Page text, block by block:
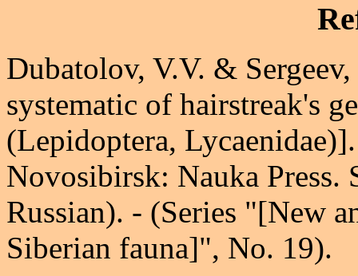
Dubatolov, V.V. &
systematic of hairstreak's
(Lepidoptera,
Novosibirsk: Nauka
Russian). - (Series "[New
Siberian fauna]", No. 19).